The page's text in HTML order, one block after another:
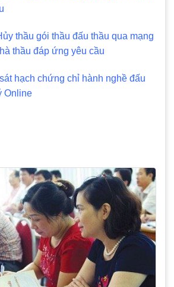
thầu gói thầu đấu thầu qua mạng
thầu đáp ứng yêu cầu
hạch chứng chỉ hành nghề đấu
Online